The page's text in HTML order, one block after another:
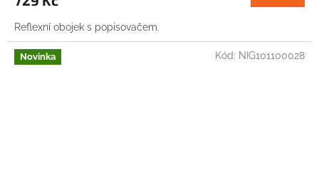
Reflexní obojek s popisovačem.
Novinka Kód: NIG101100028